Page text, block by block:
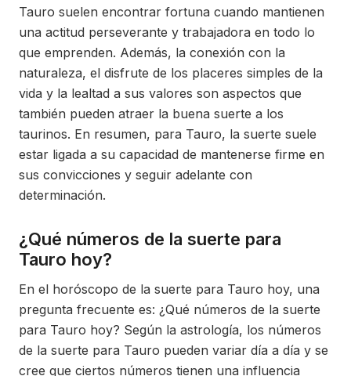
Tauro suelen encontrar fortuna cuando mantienen
una actitud perseverante y trabajadora en todo lo
que emprenden. Además, la conexión con la
naturaleza, el disfrute de los placeres simples de la
vida y la lealtad a sus valores son aspectos que
también pueden atraer la buena suerte a los
taurinos. En resumen, para Tauro, la suerte suele
estar ligada a su capacidad de mantenerse firme en
sus convicciones y seguir adelante con
determinación.
¿Qué números de la suerte para
Tauro hoy?
En el horóscopo de la suerte para Tauro hoy, una
pregunta frecuente es: ¿Qué números de la suerte
para Tauro hoy? Según la astrología, los números
de la suerte para Tauro pueden variar día a día y se
cree que ciertos números tienen una influencia